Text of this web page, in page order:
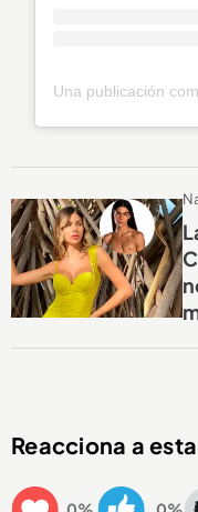
Reacciona a